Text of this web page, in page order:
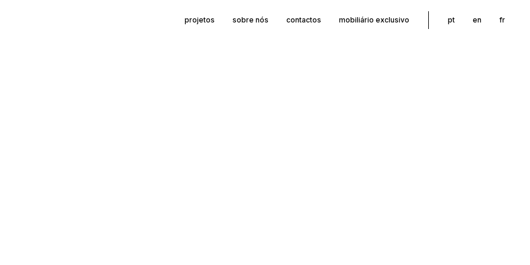
projetos sobre nós contactos mobiliário exclusivo pt en fr